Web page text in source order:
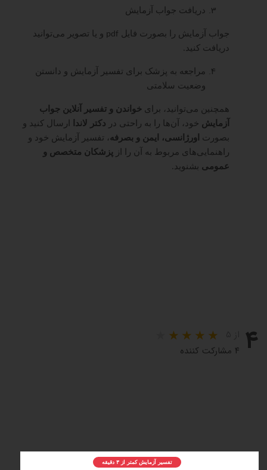
دریافت جواب آزمایش
جواب آزمایش را بصورت فایل pdf و یا تصویر می‌توانید
دریافت کنید.
مراجعه به پزشک برای تفسیر آزمایش و دانستن
وضعیت سلامتی
همچنین می‌توانید، برای خواندن و تفسیر آنلاین جواب
آزمایش خود، آن‌ها را به راحتی در دکتر لاندا
ارسال کنید و
بصورت
اورژانسی، ایمن و بصرفه، تفسیر آزمایش خود و
راهنمایی‌های مربوط به آن را از پزشکان متخصص و
عمومی بشنوید.
۴ ۴ مشارکت کننده
تفسیر آزمایش کمتر از ۳ دقیقه